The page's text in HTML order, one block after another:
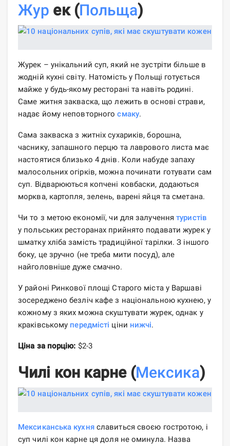
Жур ек (Польща)
Журек – унікальний суп, який не зустріти більше в
жодній кухні світу. Натомість у Польщі готується
майже у будь-якому ресторані та навіть родині.
Саме житня закваска, що лежить в основі страви,
надає йому неповторногосмаку.
Сама закваска з житніх сухариків, борошна,
часнику, запашного перцю та лаврового листа має
настоятися близько 4 днів. Коли набуде запаху
малосольних огірків, можна починати готувати сам
суп. Відварюються копчені ковбаски, додаються
морква, картопля, зелень, варені яйця та сметана.
Чи то з метою економії, чи для залученнятуристів
у польських ресторанах прийнято подавати журек у
шматку хліба замість традиційної тарілки. З іншого
боку, це зручно (не треба мити посуд), але
найголовніше дуже смачно.
У районі Ринкової площі Старого міста у Варшаві
зосереджено безліч кафе з національною кухнею, у
кожному з яких можна скуштувати журек, однак у
краківському передмісті ціни нижчі.
Ціна за порцію: $2-3
Чилі кон карне (Мексика)
Мексиканська кухняславиться своєю гостротою, і
суп чилі кон карне ця доля не оминула. Назва